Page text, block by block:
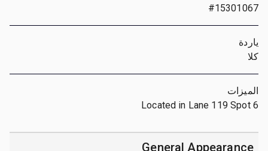
#15301067
ياردة
كلا
الميزات
Located in Lane 119 Spot 6
General Appearance